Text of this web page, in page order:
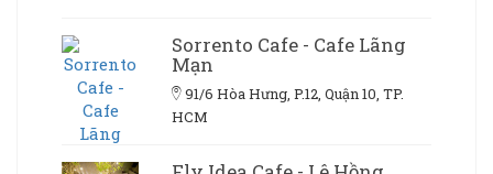
Sorrento Cafe - Cafe Lãng
Mạn
91/6 Hòa Hưng, P.12, Quận 10, TP.
HCM